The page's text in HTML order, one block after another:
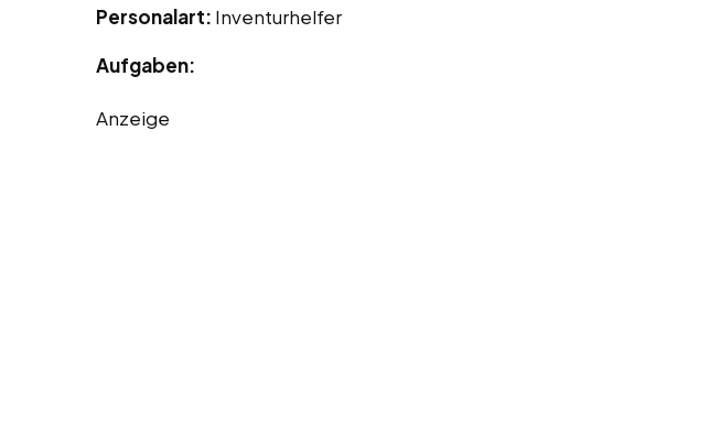
Personalart: Inventurhelfer
Aufgaben:
Anzeige